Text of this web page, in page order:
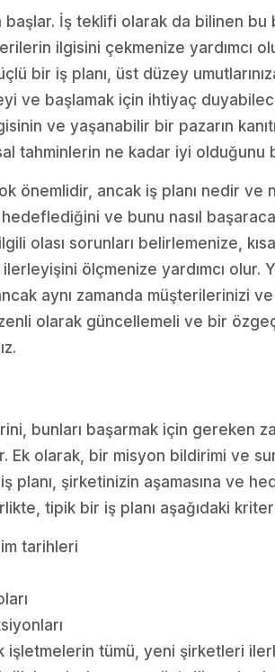
başlar. İş teklifi olarak da bilinen
ilgisini çekmenize yardımcı
bir iş planı, üst düzey
ve başlamak için ihtiyaç
ve yaşanabilir bir pazarın
tahminlerin ne kadar iyi olduğunu
önemlidir, ancak iş planı nedir ve
ve bunu nasıl
olası sorunları belirlemenize,
ölçmenize yardımcı olur.
aynı zamanda müşterilerinizi
olarak güncellemeli ve bir
bunları başarmak için gereken
olarak, bir misyon bildirimi ve
planı, şirketinizin aşamasına ve
tipik bir iş planı aşağıdaki
tarihleri
işletmelerin tümü, yeni şirketleri